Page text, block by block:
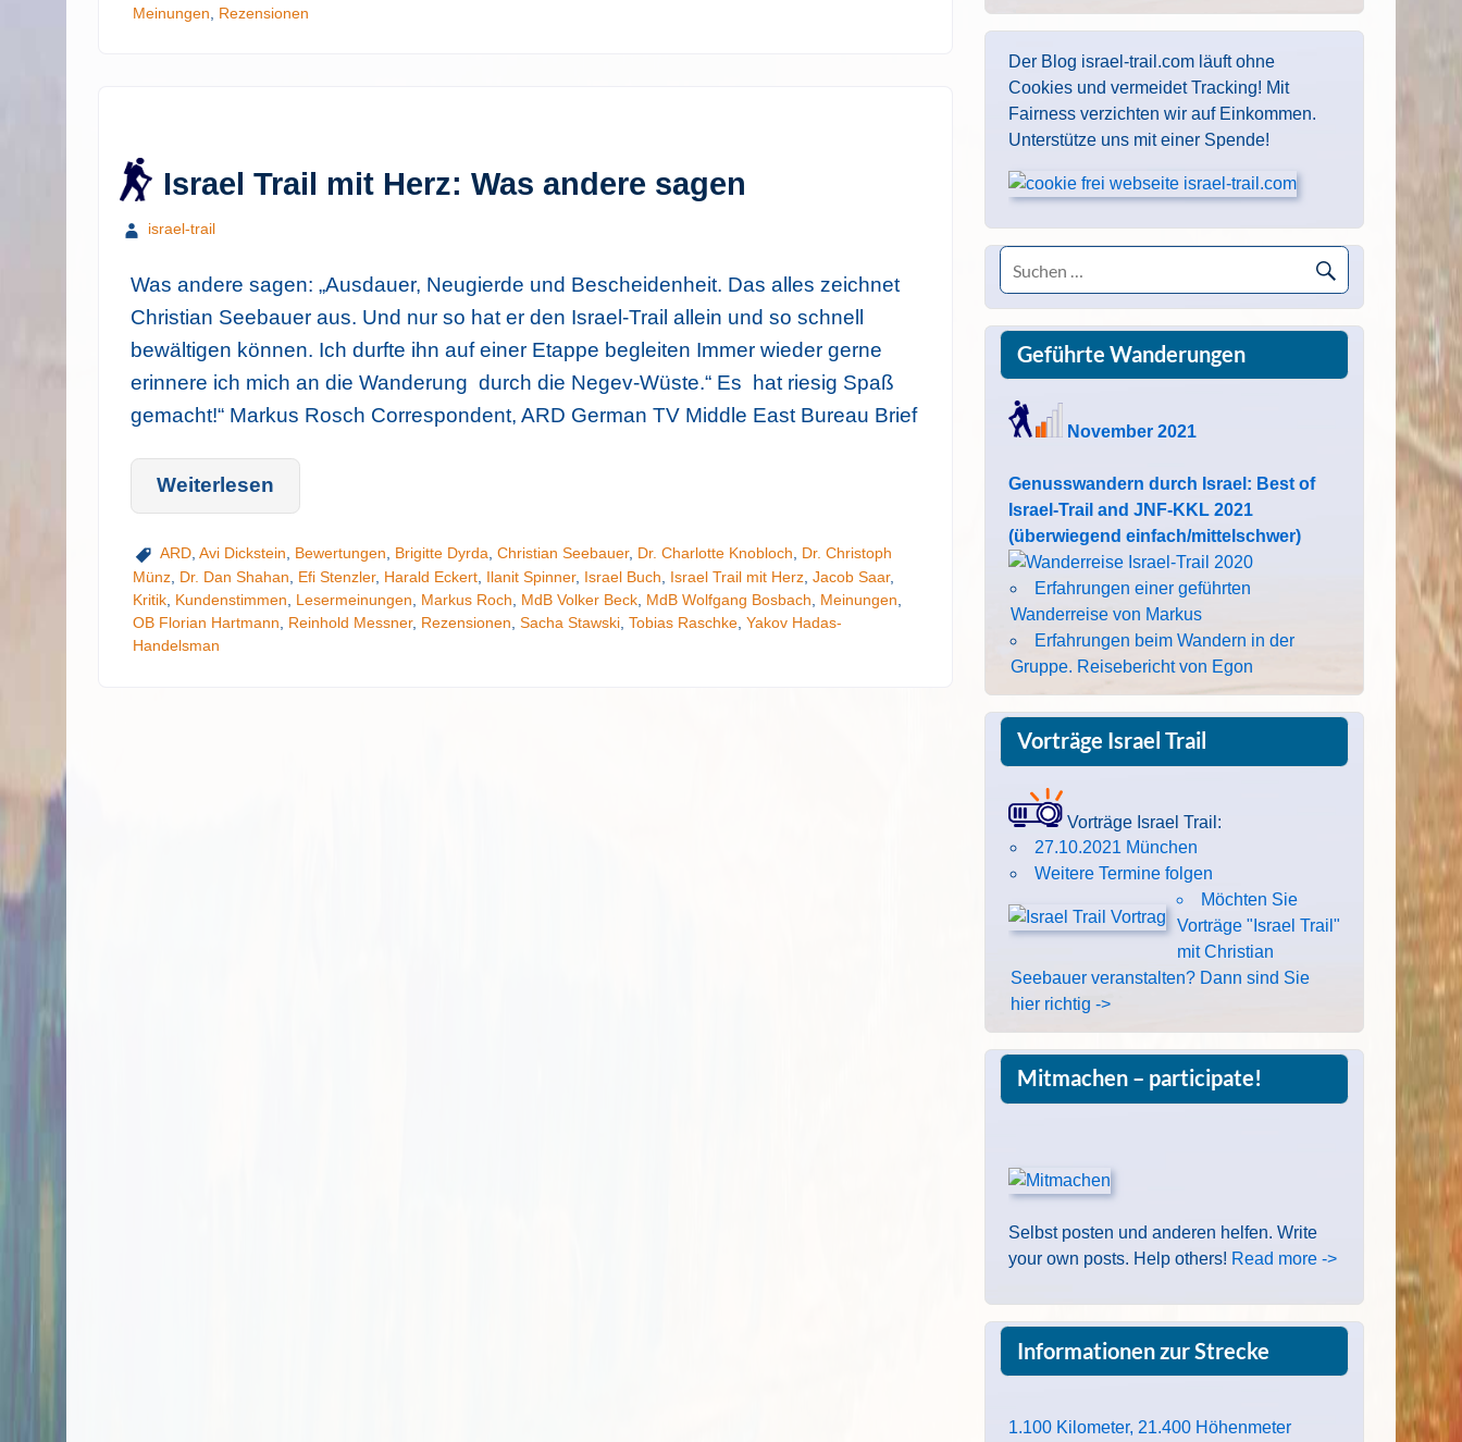
Meinungen
Rezensionen
Israel Trail mit Herz: Was andere sagen
israel-trail
Was andere sagen: „Ausdauer, Neugierde und Bescheidenheit. Das alles zeichnet
Christian Seebauer aus. Und nur so hat er den Israel-Trail allein und so schnell
bewältigen können. Ich durfte ihn auf einer Etappe begleiten Immer wieder gerne
erinnere ich mich an die Wanderung durch die Negev-Wüste.“ Es hat riesig Spaß
gemacht!“ Markus Rosch Correspondent, ARD German TV Middle East Bureau Brief
Weiterlesen
ARD, Avi Dickstein Bewertungen Brigitte Dyrda Christian Seebauer, Dr. Charlotte Knobloch
Dr. Christoph
Münz, Dr. Dan Shahan, Efi Stenzler, Harald Eckert, Ilanit Spinner, Israel Buch, Israel Trail mit Herz, Jacob Saar,
Kritik, Kundenstimmen, Lesermeinungen, Markus Roch, MdB Volker Beck, MdB Wolfgang Bosbach, Meinungen,
OB Florian Hartmann, Reinhold Messner, Rezensionen, Sacha Stawski, Tobias Raschke, Yakov Hadas-
Handelsman
Der Blog israel-trail.com läuft ohne
Cookies und vermeidet Tracking! Mit
Fairness verzichten wir auf Einkommen.
Unterstütze uns mit einer Spende!
Geführte Wanderungen
November 2021
Genusswandern durch Israel: Best of
Israel-Trail and JNF-KKL 2021
(überwiegend einfach/mittelschwer)
Erfahrungen einer geführten
Wanderreise von Markus
Erfahrungen beim Wandern in der
Gruppe. Reisebericht von Egon
Vorträge Israel Trail
Vorträge Israel Trail:
27.10.2021 München
Weitere Termine folgen
Möchten Sie
Vorträge "Israel Trail"
mit Christian
Seebauer veranstalten? Dann sind Sie
hier richtig ->
Mitmachen – participate!
Selbst posten und anderen helfen. Write
your own posts. Help others! Read more ->
Informationen zur Strecke
1.100 Kilometer, 21.400 Höhenmeter